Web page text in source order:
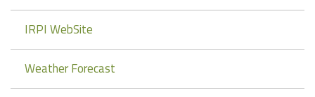
IRPI WebSite
Weather Forecast